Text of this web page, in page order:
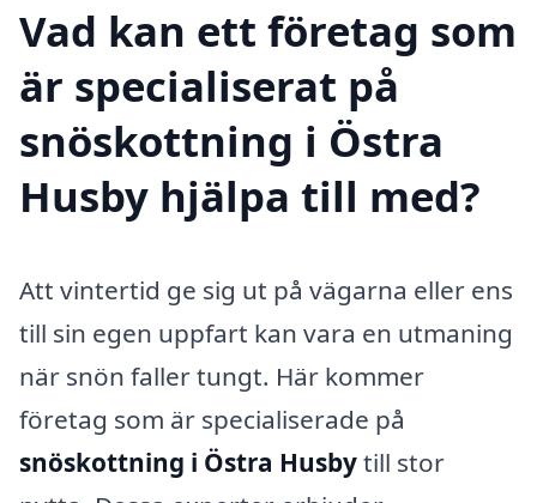
Vad kan ett företag som
är specialiserat på
snöskottning i Östra
Husby hjälpa till med?
Att vintertid ge sig ut på vägarna eller ens
till sin egen uppfart kan vara en utmaning
när snön faller tungt. Här kommer
företag som är specialiserade på
snöskottning i Östra Husbytill stor